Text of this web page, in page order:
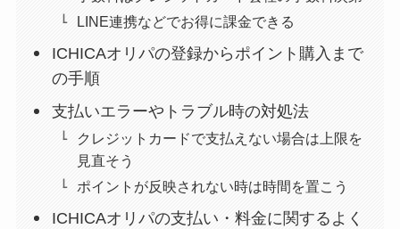
LINE連携などでお得に課金できる
ICHICAオリパの登録からポイント購入まで
の手順
支払いエラーやトラブル時の対処法
クレジットカードで支払えない場合は上限を
見直そう
ポイントが反映されない時は時間を置こう
ICHICAオリパの支払い・料金に関するよく